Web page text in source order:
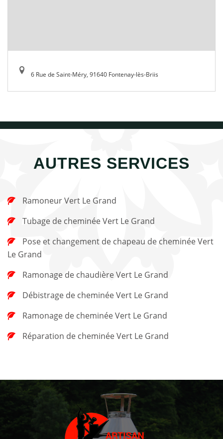
6 Rue de Saint-Méry, 91640 Fontenay-lès-Briis
AUTRES SERVICES
Ramoneur Vert Le Grand
Tubage de cheminée Vert Le Grand
Le Grand
Ramonage de chaudière Vert Le Grand
Débistrage de cheminée Vert Le Grand
Ramonage de cheminée Vert Le Grand
Réparation de cheminée Vert Le Grand